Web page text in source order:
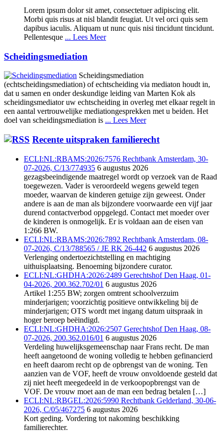
Lorem ipsum dolor sit amet, consectetuer adipiscing elit.
Morbi quis risus at nisl blandit feugiat. Ut vel orci quis sem
dapibus iaculis. Aliquam ut nunc quis nisi tincidunt tincidunt.
Pellentesque ... Lees Meer
Scheidingsmediation
Scheidingsmediation
(echtscheidingsmediation) of echtscheiding via mediaton houdt in,
dat u samen en onder deskundige leiding van Marten Kok als
scheidingsmediator uw echtscheiding in overleg met elkaar regelt in
een aantal vertrouwelijke mediationgesprekken met u beiden. Het
doel van scheidingsmediation is ... Lees Meer
Recente uitspraken familierecht
ECLI:NL:RBAMS:2026:7576 Rechtbank Amsterdam, 30-
07-2026, C/13/774935 6 augustus 2026
gezagsbeeindigende maatregel wordt op verzoek van de Raad
toegewezen. Vader is veroordeeld wegens geweld tegen
moeder, waarvan de kinderen getuige zijn geweest. Onder
andere is aan de man als bijzondere voorwaarde een vijf jaar
durend contactverbod oppgelegd. Contact met moeder over
de kinderen is onmogelijk. Er is voldaan aan de eisen van
1:266 BW.
ECLI:NL:RBAMS:2026:7892 Rechtbank Amsterdam, 08-
07-2026, C/13/788565 / JE RK 26-442 6 augustus 2026
Verlenging ondertoezichtstelling en machtiging
uithuisplaatsing. Benoeming bijzondere curator.
ECLI:NL:GHDHA:2026:2489 Gerechtshof Den Haag, 01-
04-2026, 200.362.702/01 6 augustus 2026
Artikel 1:255 BW; zorgen omtrent schoolverzuim
minderjarigen; voorzichtig positieve ontwikkeling bij de
minderjarigen; OTS wordt met ingang datum uitspraak in
hoger beroep beëindigd.
ECLI:NL:GHDHA:2026:2507 Gerechtshof Den Haag, 08-
07-2026, 200.362.016/01 6 augustus 2026
Verdeling huwelijksgemeenschap naar Frans recht. De man
heeft aangetoond de woning volledig te hebben gefinancierd
en heeft daarom recht op de opbrengst van de woning. Ten
aanzien van de VOF, heeft de vrouw onvoldoende gesteld dat
zij niet heeft meegedeeld in de verkoopopbrengst van de
VOF. De vrouw moet aan de man een bedrag betalen […]
ECLI:NL:RBGEL:2026:5990 Rechtbank Gelderland, 30-06-
2026, C/05/467275 6 augustus 2026
Kort geding. Vordering tot nakoming beschikking
familierechter.